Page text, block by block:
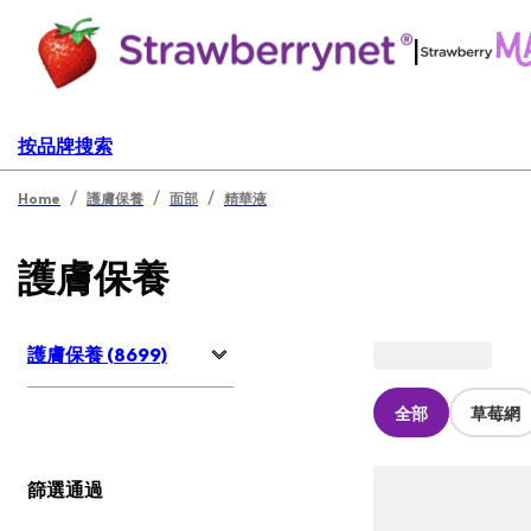
|
按品牌搜索
Home / 護膚保養 / 面部 / 精華液
護膚保養
護膚保養 (8699)
篩選通過
全部 草莓網